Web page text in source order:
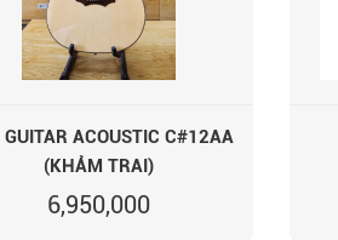
ACOUSTIC C#12AA
(KHẢM TRAI)
6,950,000